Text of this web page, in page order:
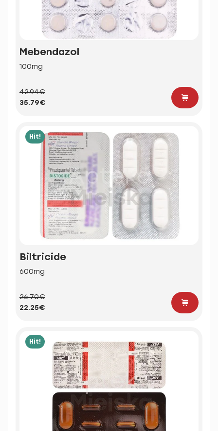
Mebendazol
100mg
42.94€
35.79€
Hit!
Biltricide
600mg
26.70€
22.25€
Hit!